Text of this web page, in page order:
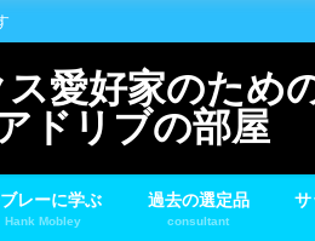
ス愛好家のた
ドリブの部屋
レーに学ぶ
Hank Mobley
過去の選定品
consultant
サ